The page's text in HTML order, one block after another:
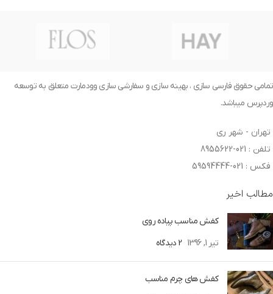
تمامی حقوق فارسی سازی ، بهینه سازی و سفارشی سازی وودمارت متعلق به توسعه
وردپرس میباشد.
تهران - شهر ری
تلفن : 021-8955622
فکس : 021-59594444
مطالب اخیر
کفش مناسب پیاده روی
تیر 1, 1396
2 دیدگاه
کفش های چرم مناسب